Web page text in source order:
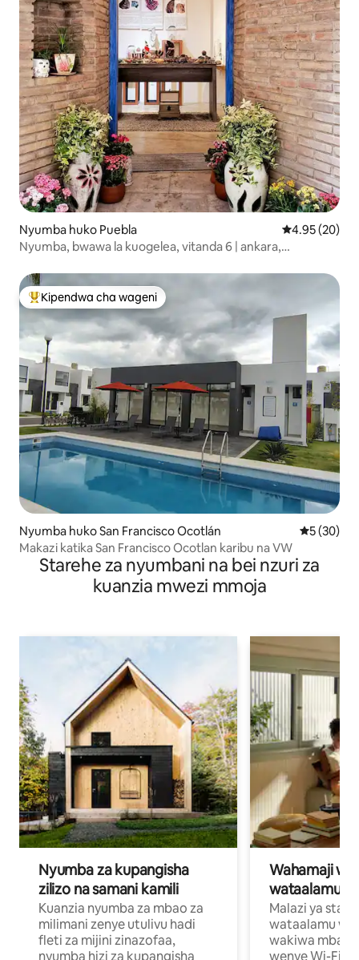
Nyumba huko Puebla Ukadiriaji wa
4.95 (20)
Nyumba, bwawa la kuogelea, vitanda 6 | ankara,
Kipendwa maarufu cha wageni
Kipendwa cha wageni
Nyumba huko San Francisco Ocotlán Ukadiriaji
5 (30)
Makazi katika San Francisco Ocotlan karibu na VW
Starehe za nyumbani na bei nzuri za
kuanzia mwezi mmoja
Nyumba za kupangisha
zilizo na samani kamili
Kuanzia nyumba za mbao za
milimani zenye utulivu hadi
fleti za mijini zinazofaa,
nyumba hizi za kupangisha
Wahamaji
wataalamu
Malazi ya
wataalamu
wakiwa mbali
wenye Wi-Fi